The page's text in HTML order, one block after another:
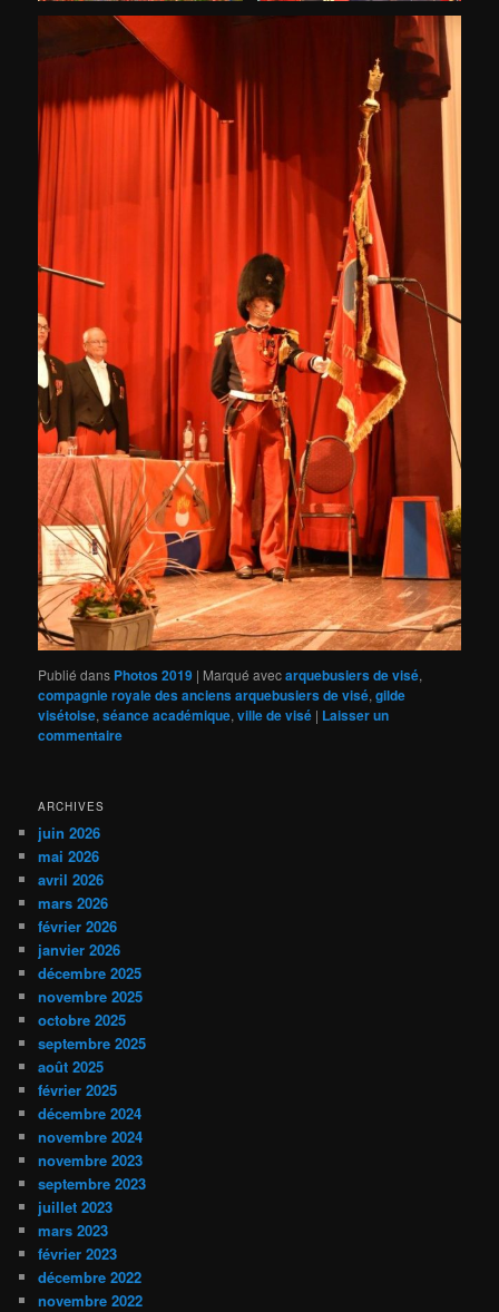
Publié dans Photos 2019 | Marqué avecarquebusiers de visé,
compagnie royale des anciens arquebusiers de visé,gilde
visétoise,séance académique,ville de visé | Laisser un
commentaire
ARCHIVES
juin 2026
mai 2026
avril 2026
mars 2026
février 2026
janvier 2026
décembre 2025
novembre 2025
octobre 2025
septembre 2025
août 2025
février 2025
décembre 2024
novembre 2024
novembre 2023
septembre 2023
juillet 2023
mars 2023
février 2023
décembre 2022
novembre 2022